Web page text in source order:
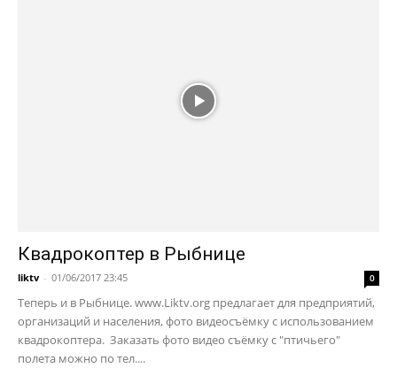
Квадрокоптер в Рыбнице
liktv - 01/06/2017 23:45 0
Теперь и в Рыбнице. www.Liktv.org предлагает для предприятий,
организаций и населения, фото видеосъёмку с использованием
квадрокоптера. Заказать фото видео съёмку с "птичьего"
полета можно по тел....